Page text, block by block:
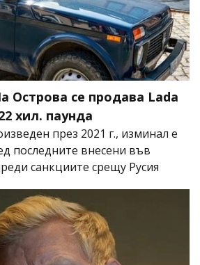
Острова се продава Lada
хил. паунда
през 2021 г., изминал е
последните внесени във
санкциите срещу Русия